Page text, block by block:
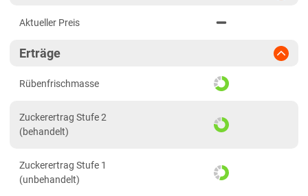
2024
2023
Link teilen
PDF drucken
Aktueller Preis
Erträge
Rübenfrischmasse
Zuckerertrag Stufe 2
(behandelt)
Zuckerertrag Stufe 1
(unbehandelt)